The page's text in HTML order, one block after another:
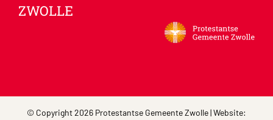
ZWOLLE
© Copyright 2026 Protestantse Gemeente Zwolle | Website: